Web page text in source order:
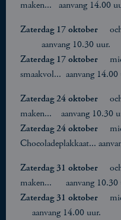
maken... aanvang 14.00
Zaterdag 17 oktober
aanvang 10.30 uur.
Zaterdag 17 oktober
smaakvol... aanvang 14.00
Zaterdag 24 oktober
maken... aanvang 10.30
Zaterdag 24 oktober
Chocoladeplakkaat...
Zaterdag 31 oktober
maken... aanvang 10.30
Zaterdag 31 oktober
aanvang 14.00 uur.